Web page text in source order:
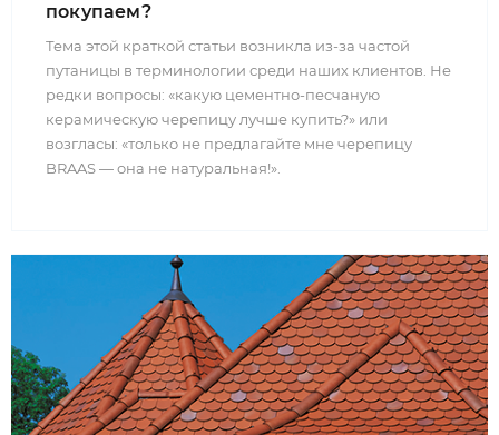
покупаем?
Тема этой краткой статьи возникла из-за частой
путаницы в терминологии среди наших клиентов. Не
редки вопросы: «какую цементно-песчаную
керамическую черепицу лучше купить?» или
возгласы: «только не предлагайте мне черепицу
BRAAS — она не натуральная!».